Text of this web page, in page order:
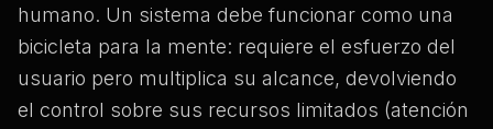
humano. Un sistema debe funcionar como una
bicicleta para la mente: requiere el esfuerzo del
usuario pero multiplica su alcance, devolviendo
el control sobre sus recursos limitados (atención